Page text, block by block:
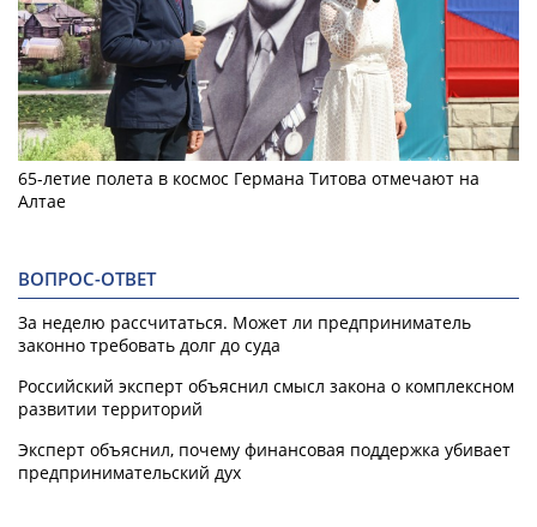
65-летие полета в космос Германа Титова отмечают на
Алтае
ВОПРОС-ОТВЕТ
За неделю рассчитаться. Может ли предприниматель
законно требовать долг до суда
Российский эксперт объяснил смысл закона о комплексном
развитии территорий
Эксперт объяснил, почему финансовая поддержка убивает
предпринимательский дух